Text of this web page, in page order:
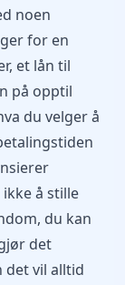
noen
for en
et lån til
på opptil
du velger å
å stille
du kan
det
det vil alltid